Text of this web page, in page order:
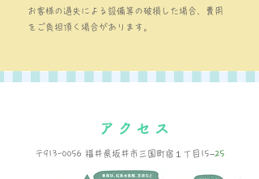
お客様の過失による設備等の破損した場合、費用
をご負担頂く場合があります。
アクセス
〒913-0056 福井県坂井市三国町宿１丁目15−25